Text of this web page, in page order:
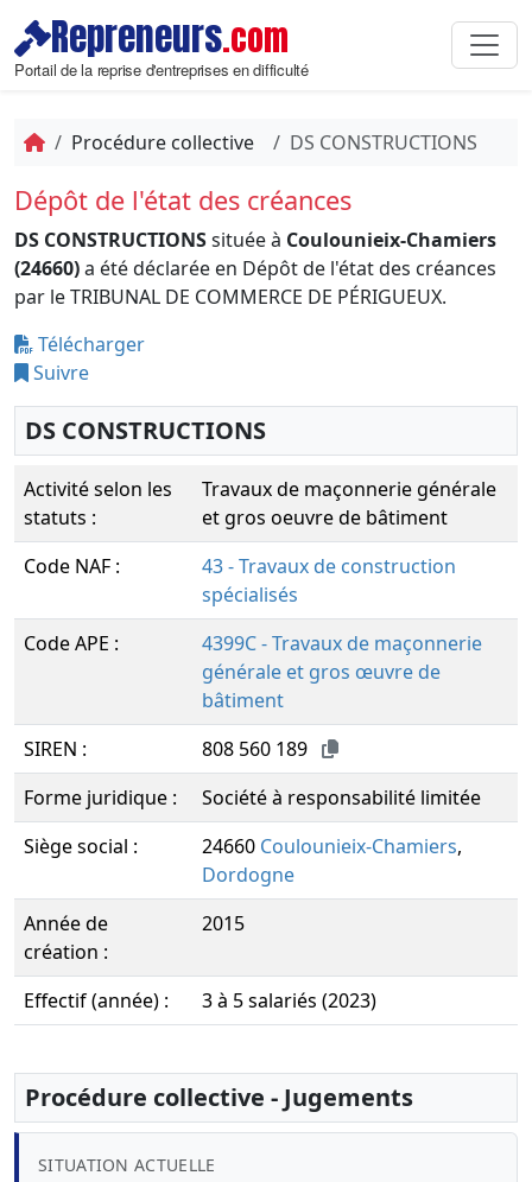
Repreneurs.com
Portail de la reprise d'entreprises en difficulté
Procédure collective DS CONSTRUCTIONS
Dépôt de l'état des créances
DS CONSTRUCTIONSsituée à Coulounieix-Chamiers
(24660)a été déclarée en Dépôt de l'état des créances
par le TRIBUNAL DE COMMERCE DE PÉRIGUEUX.
Télécharger
Suivre
DS CONSTRUCTIONS
Activité selon les
statuts :
Travaux de maçonnerie générale
et gros oeuvre de bâtiment
Code NAF :
43 - Travaux de construction
spécialisés
Code APE :
4399C - Travaux de maçonnerie
générale et gros œuvre de
bâtiment
SIREN :
808 560 189
Forme juridique :
Société à responsabilité limitée
Siège social :
24660 Coulounieix-Chamiers,
Dordogne
Année de
création :
2015
Effectif (année) : 3 à 5 salariés (2023)
Procédure collective - Jugements
SITUATION ACTUELLE